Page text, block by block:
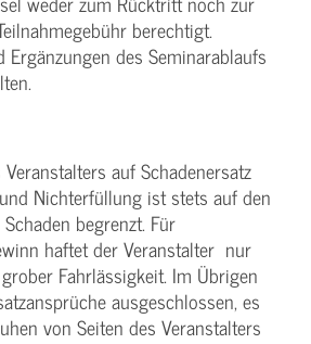
berechtigt.
des Seminarablaufs
auf Schadenersatz
Nichterfüllung ist stets auf den
begrenzt. Für
haftet der Veranstalter nur
Fahrlässigkeit. Im Übrigen
ausgeschlossen, es
von Seiten des Veranstalters